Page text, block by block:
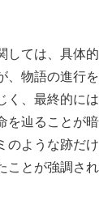
しては、具体的
、物語の進行を
く、最終的には
を辿ることが暗
のような跡だけ
ことが強調され